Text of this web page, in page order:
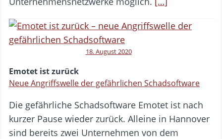
18. August 2020
Emotet ist zurück
Neue Angriffswelle der gefährlichen Schadsoftware
Die gefährliche Schadsoftware Emotet ist nach
kurzer Pause wieder zurück. Alleine in Hannover
sind bereits zwei Unternehmen von dem